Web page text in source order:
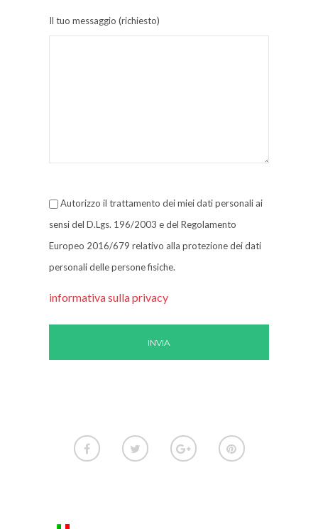
Il tuo messaggio (richiesto)
Autorizzo il trattamento dei miei dati personali ai
sensi del D.Lgs. 196/2003 e del Regolamento
Europeo 2016/679 relativo alla protezione dei dati
personali delle persone fisiche.
informativa sulla privacy